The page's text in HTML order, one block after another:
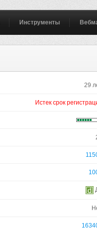
Инструменты
29
Истек срок